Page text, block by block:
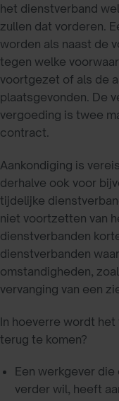
het dienstverband
zullen dat vorderen.
worden als naast de
tegen welke
voortgezet of als de
plaatsgevonden. De
vergoeding is twee
contract.
Aankondiging is
derhalve ook voor
tijdelijke
niet voortzetten van
dienstverbanden
dienstverbanden
omstandigheden,
vervanging van een
In hoeverre wordt
terug te komen?
Een werkgever
verder wil, heeft